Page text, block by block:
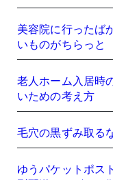
美容院に行ったば
いものがちらっと
老人ホーム入居時
いための考え方
毛穴の黒ずみ取る
ゆうパケットポス